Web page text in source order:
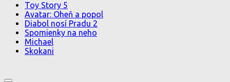
Toy Story 5
Avatar: Oheň a popol
Diabol nosí Pradu 2
Spomienky na neho
Michael
Skokani